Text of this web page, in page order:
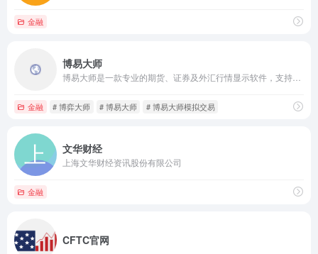
金融
博易大师
金融 # 博弈大师 # 博易大师 # 博易大师模拟交易
文华财经
上海文华财经资讯股份有限公司
金融
CFTC官网